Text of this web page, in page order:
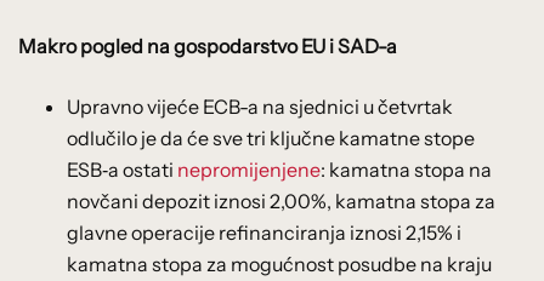
Makro pogled na gospodarstvo EU i SAD-a
Upravno vijeće ECB-a na sjednici u četvrtak
odlučilo je da će sve tri ključne kamatne stope
ESB‑a ostati nepromijenjene: kamatna stopa na
novčani depozit iznosi 2,00%, kamatna stopa za
glavne operacije refinanciranja iznosi 2,15% i
kamatna stopa za mogućnost posudbe na kraju